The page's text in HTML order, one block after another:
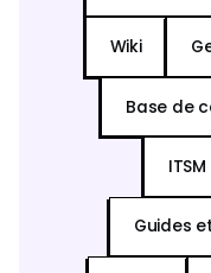
Wiki
Base de
ITSM
Guides